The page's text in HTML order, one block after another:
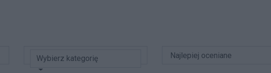
Wybierz kategorię